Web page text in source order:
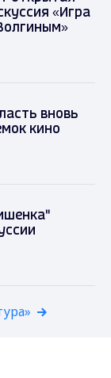
«Игра
вновь
кино